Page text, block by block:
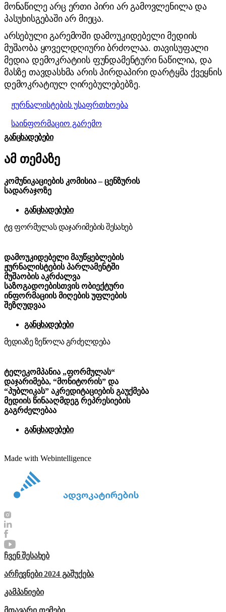
მონაწილე არც ერთი პირი არ გამოვლენილა და
პასუხისგებაში არ მიეცა.
არსებული გარემოში დამოუკიდებელი მედიის
მუშაობა ყოველდღიური ბრძოლაა. თავისუფალი
მედია დემოკრატიის ფუნდამენტური ნაწილია, და
მასზე თავდასხმა არის პირდაპირი დარტყმა ქვეყნის
დემოკრატიულ ღირებულებებზე.
ჟურნალისტების უსაფრთხოება
საინფორმაციო გარემო
ᲒᲐᲜᲪᲮᲐᲓᲔᲑᲔᲑᲘ
ამ თემაზე
კომუნიკაციების კომისია – ცენზურის
სადარაჯოზე
განცხადებები
ტვ ფორმულას დაჯარიმების შესახებ
დამოუკიდებელი მაუწყებლების
ჟურნალისტების პარლამენტში
მუშაობის აკრძალვა
საზოგადოებისთვის ობიექტური
ინფორმაციის მიღების უფლების
შეზღუდვაა
განცხადებები
მედიაზე ზეწოლა გრძელდება
ტელეკომპანია „ფორმულას“
დაჯარიმება, “მონიტორის” და
“პუბლიკას” აკრედიტაციების გაუქმება
მედიის წინააღმდეგ რეპრესიების
გაგრძელებაა
განცხადებები
Made with Webintelligence
ჩვენ შესახებ
არჩევნები 2024 გაშუქება
კამპანიები
მთავარი თემები